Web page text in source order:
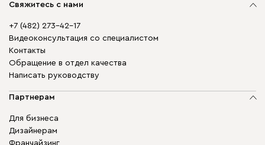
Свяжитесь с нами
+7 (482) 273-42-17
Видеоконсультация со специалистом
Контакты
Обращение в отдел качества
Написать руководству
Партнерам
Для бизнеса
Дизайнерам